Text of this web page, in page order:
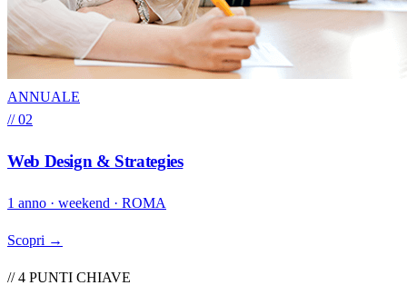
ANNUALE
// 02
Web Design & Strategies
1 anno · weekend · ROMA
Scopri →
// 4 PUNTI CHIAVE